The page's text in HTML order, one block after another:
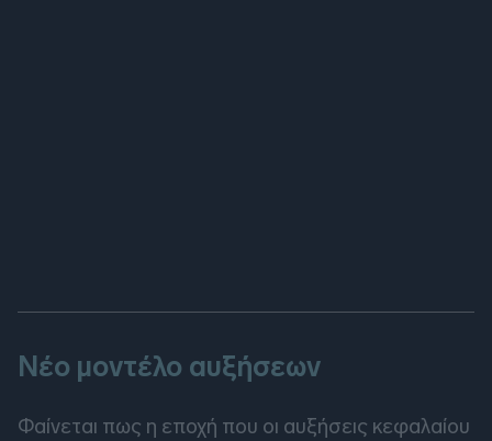
Νέο μοντέλο αυξήσεων
Φαίνεται πως η εποχή που οι αυξήσεις κεφαλαίου